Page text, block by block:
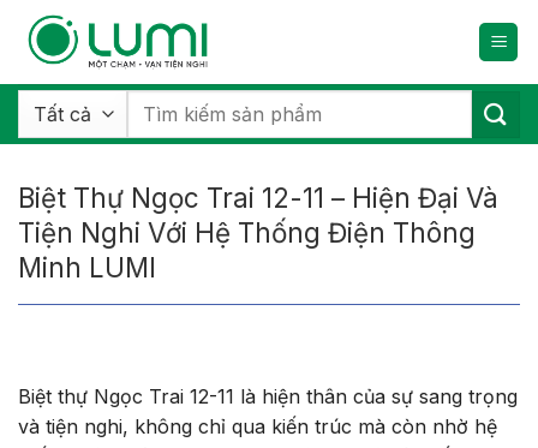
qua
dung
Tìm
Biệt Thự Ngọc Trai 12-11 – Hiện Đại Và
Tiện Nghi Với Hệ Thống Điện Thông
Minh LUMI
Biệt thự Ngọc Trai 12-11 là hiện thân của sự sang trọng
và tiện nghi, không chỉ qua kiến trúc mà còn nhờ hệ